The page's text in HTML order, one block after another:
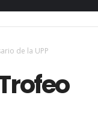
de la UPP